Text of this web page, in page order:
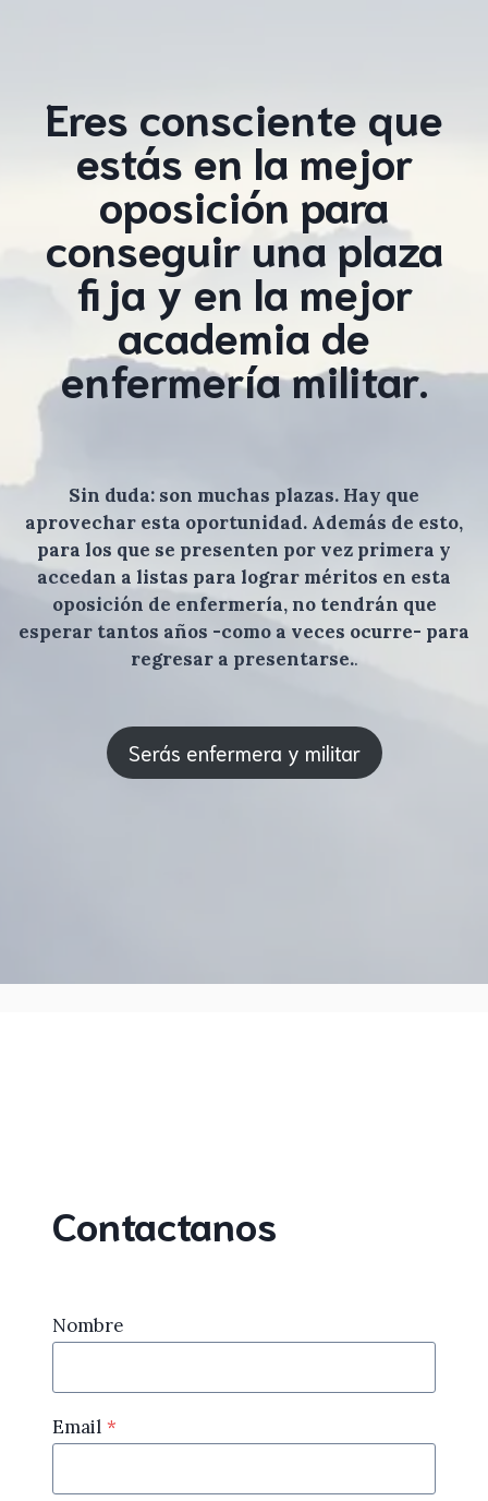
Eres consciente que
estás en la mejor
oposición para
conseguir una plaza
fija y en la mejor
academia de
enfermería militar.
Sin duda: son muchas plazas. Hay que
aprovechar esta oportunidad. Además de esto,
para los que se presenten por vez primera y
accedan a listas para lograr méritos en esta
oposición de enfermería, no tendrán que
esperar tantos años -como a veces ocurre- para
regresar a presentarse..
Serás enfermera y militar
Contactanos
Nombre
Email *